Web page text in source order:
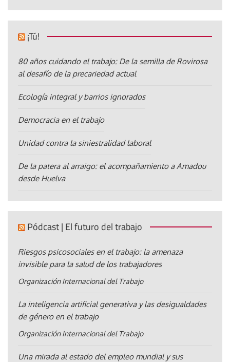
¡Tú!
80 años cuidando el trabajo: De la semilla de Rovirosa
al desafío de la precariedad actual
Ecología integral y barrios ignorados
Democracia en el trabajo
Unidad contra la siniestralidad laboral
De la patera al arraigo: el acompañamiento a Amadou
desde Huelva
Pódcast | El futuro del trabajo
Riesgos psicosociales en el trabajo: la amenaza
invisible para la salud de los trabajadores
Organización Internacional del Trabajo
La inteligencia artificial generativa y las desigualdades
de género en el trabajo
Organización Internacional del Trabajo
Una mirada al estado del empleo mundial y sus